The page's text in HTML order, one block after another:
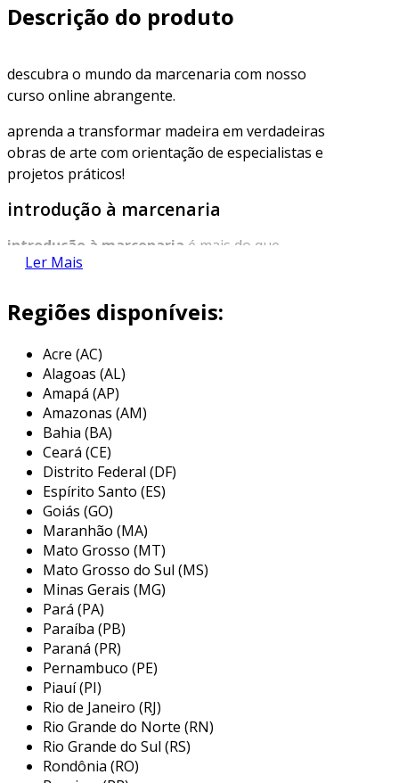
Descrição do produto
descubra o mundo da marcenaria com nosso
curso online abrangente.
aprenda a transformar madeira em verdadeiras
obras de arte com orientação de especialistas e
projetos práticos!
introdução à marcenaria
introdução à marcenaria é mais do que
aprender a cortar e montar peças; é sobre
transformar a eficiência da sua linha de
produção.
este módulo oferece uma visão abrangente das
técnicas essenciais de marcenaria, combinadas
com as melhores práticas da indústria,
permitindo que sua equipe melhore a qualidade
do produto final e reduza
com este conhecimento agregado, sua
empresa verá uma
produçãoe um aumento significativo na
satisfação do cliente devido a produtos
acabados com precisão e durabilidade.
ferramentas necessárias
ferramentas necessárias
um acabamento preciso e eficiente na
marcenaria. equipar sua equipe com
ferramentas de qualidade significa garantir um
trabalho mais rápido e seguro, minimizando
tempo de paradadesnecessário.
Ler Mais
Regiões disponíveis:
Acre (AC)
Alagoas (AL)
Amapá (AP)
Amazonas (AM)
Bahia (BA)
Ceará (CE)
Distrito Federal (DF)
Espírito Santo (ES)
Goiás (GO)
Maranhão (MA)
Mato Grosso (MT)
Mato Grosso do Sul (MS)
Minas Gerais (MG)
Pará (PA)
Paraíba (PB)
Paraná (PR)
Pernambuco (PE)
Piauí (PI)
Rio de Janeiro (RJ)
Rio Grande do Norte (RN)
Rio Grande do Sul (RS)
Rondônia (RO)